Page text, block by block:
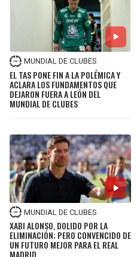
MUNDIAL DE CLUBES
EL TAS PONE FIN A LA POLÉMICA Y
ACLARA LOS FUNDAMENTOS QUE
DEJARON FUERA A LEÓN DEL
MUNDIAL DE CLUBES
MUNDIAL DE CLUBES
XABI ALONSO, DOLIDO POR LA
ELIMINACIÓN; PERO CONVENCIDO DE
UN FUTURO MEJOR PARA EL REAL
MADRID